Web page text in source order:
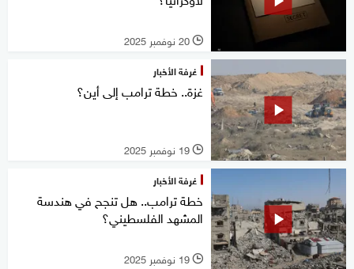
l 20 نوفمبر 2025
غرفة الأخبار
غزة.. خطة ترامب إلى أين؟
l 19 نوفمبر 2025
غرفة الأخبار
خطة ترامب.. هل تنجح في هندسة
المشهد الفلسطيني؟
l 19 نوفمبر 2025